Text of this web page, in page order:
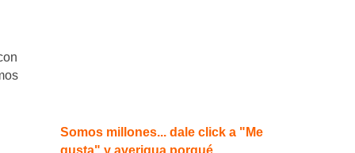
Somos millones... dale click a "Me
gusta" y averigua porqué